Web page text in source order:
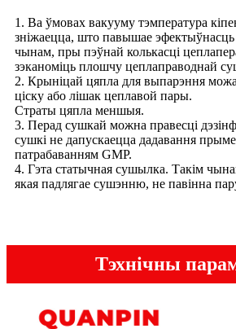
1. Ва ўмовах вакууму тэмпература
зніжаецца, што павышае
чынам, пры пэўнай колькасці
зэканоміць плошчу цеплаправоднай
2. Крыніцай цяпла для выпарэння
ціску або лішак цеплавой пары.
Страты цяпла меншыя.
3. Перад сушкай можна правесці
сушкі не дапускаецца дадавання
патрабаванням GMP.
4. Гэта статычная сушылка. Такім
якая падлягае сушэнню, не павінна
Тэхнічны